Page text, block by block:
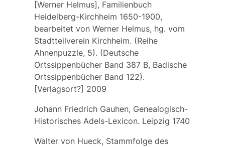
[Werner Helmus], Familienbuch
Heidelberg-Kirchheim 1650-1900,
bearbeitet von Werner Helmus, hg. vom
Stadtteilverein Kirchheim. (Reihe
Ahnenpuzzle, 5). (Deutsche
Ortssippenbücher Band 387 B, Badische
Ortssippenbücher Band 122).
[Verlagsort?] 2009
Johann Friedrich Gauhen, Genealogisch-
Historisches Adels-Lexicon. Leipzig 1740
Walter von Hueck, Stammfolge des